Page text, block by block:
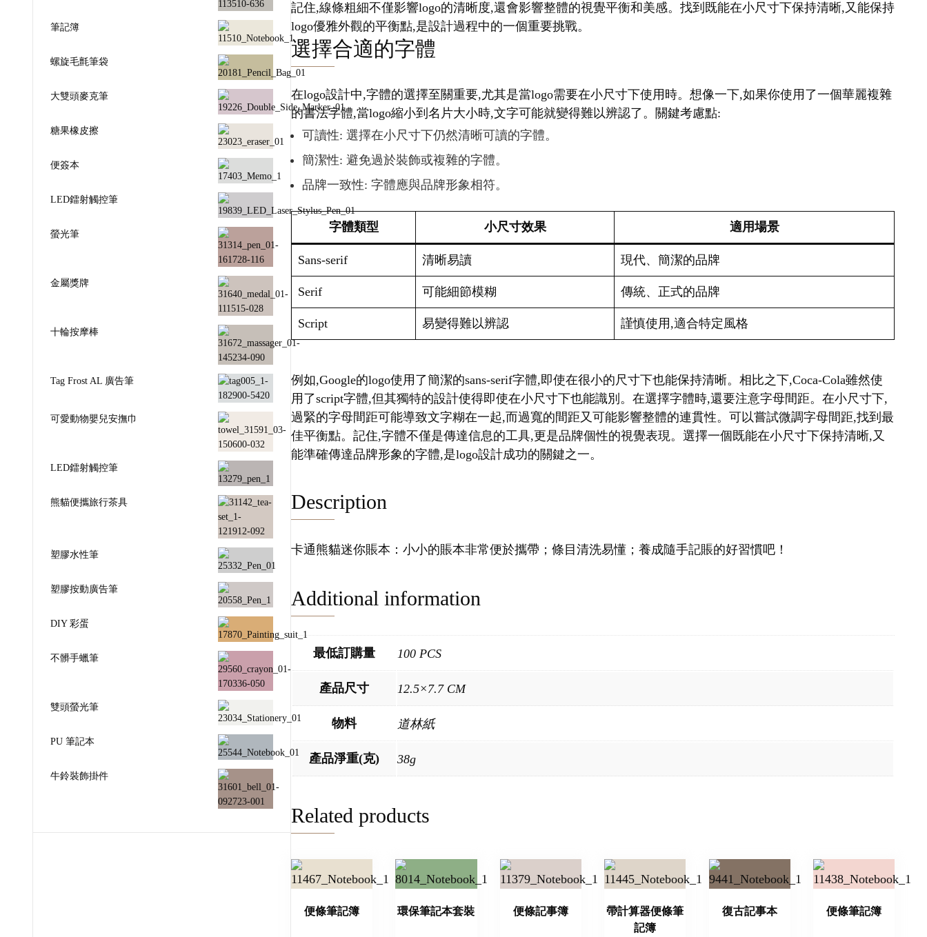
記住,線條粗細不僅影響logo的清晰度,還會影響整體的視覺平衡和美感。找到既能在小尺寸下保持清晰,又能保持
logo優雅外觀的平衡點,是設計過程中的一個重要挑戰。
選擇合適的字體
在logo設計中,字體的選擇至關重要,尤其是當logo需要在小尺寸下使用時。想像一下,如果你使用了一個華麗複雜
的書法字體,當logo縮小到名片大小時,文字可能就變得難以辨認了。關鍵考慮點:
可讀性: 選擇在小尺寸下仍然清晰可讀的字體。
簡潔性: 避免過於裝飾或複雜的字體。
品牌一致性: 字體應與品牌形象相符。
字體類型 小尺寸效果 適用場景
Sans-serif 清晰易讀 現代、簡潔的品牌
Serif 可能細節模糊 傳統、正式的品牌
Script 易變得難以辨認 謹慎使用,適合特定風格
例如,Google的logo使用了簡潔的sans-serif字體,即使在很小的尺寸下也能保持清晰。相比之下,Coca-Cola雖然使
用了script字體,但其獨特的設計使得即使在小尺寸下也能識別。在選擇字體時,還要注意字母間距。在小尺寸下,
過緊的字母間距可能導致文字糊在一起,而過寬的間距又可能影響整體的連貫性。可以嘗試微調字母間距,找到最
佳平衡點。記住,字體不僅是傳達信息的工具,更是品牌個性的視覺表現。選擇一個既能在小尺寸下保持清晰,又
能準確傳達品牌形象的字體,是logo設計成功的關鍵之一。
Description
卡通熊貓迷你賬本：小小的賬本非常便於攜帶；條目清洗易懂；養成隨手記賬的好習慣吧！
Additional information
最低訂購量 100 PCS
產品尺寸 12.5×7.7 CM
物料 道林紙
產品淨重(克) 38g
Related products
便條筆記簿 環保筆記本套裝 便條記事簿
帶計算器便條筆
記簿
復古記事本 便條筆記簿
筆記簿
螺旋毛氈筆袋
大雙頭麥克筆
糖果橡皮擦
便簽本
LED鐳射觸控筆
螢光筆
金屬獎牌
十輪按摩棒
Tag Frost AL 廣告筆
可愛動物嬰兒安撫巾
LED鐳射觸控筆
熊貓便攜旅行茶具
塑膠水性筆
塑膠按動廣告筆
DIY 彩蛋
不髒手蠟筆
雙頭螢光筆
PU 筆記本
牛鈴裝飾掛件